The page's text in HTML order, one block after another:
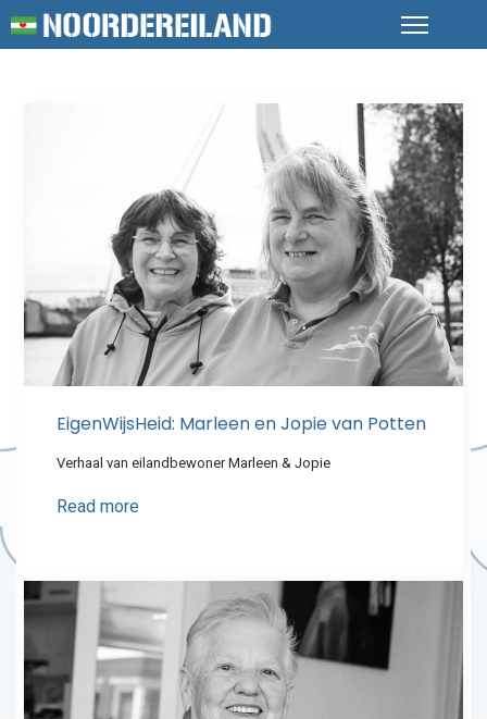
EigenWijsHeid: Marleen en Jopie van Potten
Verhaal van eilandbewoner Marleen & Jopie
Read more